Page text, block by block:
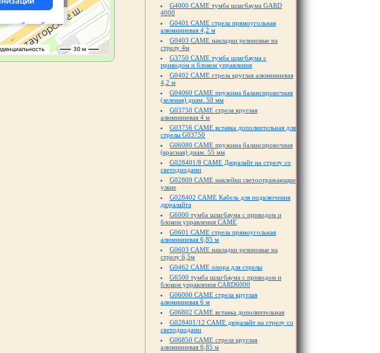
G4000 CAME тумба шлагбаума GARD
4000
G0401 CAME стрела прямоугольная
алюминиевая 4,2 м
G0403 CAME накладки резиновые на
стрелу 4м
G3750 CAME тумба шлагбаума с
приводом и блоком управления
G0402 CAME стрела круглая алюминиевая
4,2 м
G04060 CAME пружина балансировочная
(зеленая) диам. 50 мм
G03750 CAME стрела круглая
алюминиевая 4 м
G03756 CAME вставка дополнительная для
стрелы G03750
G06080 CAME пружина балансировочная
(красная) диам. 55 мм
G028401/8 CAME Дюралайт на стрелу со
светодиодами
G02809 CAME наклейки светоотражающие
узкие
G028402 CAME Кабель для подключения
дюралайта
G6000 тумба шлагбаума с приводом и
блоком управления CAME
G0601 CAME стрела прямоугольная
алюминиевая 6,85 м
G0603 CAME накладки резиновые на
стрелу 6,5м
G0462 CAME опора для стрелы
G6500 тумба шлагбаума с приводом и
блоком управления CARD6000
G06000 CAME стрела круглая
алюминиевая 6 м
G06802 CAME вставка дополнительная
G028401/12 CAME дюралайт на стрелу со
светодиодами
G06850 CAME стрела круглая
алюминиевая 6,85 м